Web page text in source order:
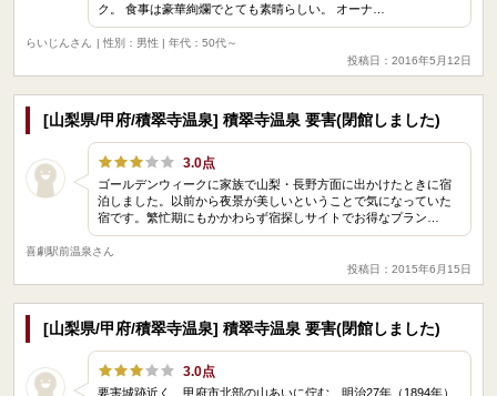
ク。 食事は豪華絢爛でとても素晴らしい。 オーナ…
らいじんさん
| 性別：男性 | 年代：50代～
投稿日：2016年5月12日
[山梨県/甲府/積翠寺温泉] 積翠寺温泉 要害(閉館しました)
3.0点
ゴールデンウィークに家族で山梨・長野方面に出かけたときに宿
泊しました。以前から夜景が美しいということで気になっていた
宿です。繁忙期にもかかわらず宿探しサイトでお得なプラン…
喜劇駅前温泉さん
投稿日：2015年6月15日
[山梨県/甲府/積翠寺温泉] 積翠寺温泉 要害(閉館しました)
3.0点
要害城跡近く、甲府市北部の山あいに佇む、明治27年（1894年）